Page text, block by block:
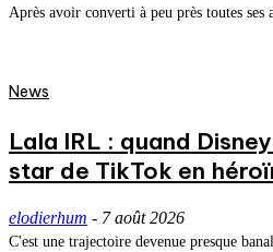
Après avoir converti à peu près toutes ses
News
Lala IRL : quand
star de TikTok en
elodierhum - 7 août 2026
C'est une trajectoire devenue presque